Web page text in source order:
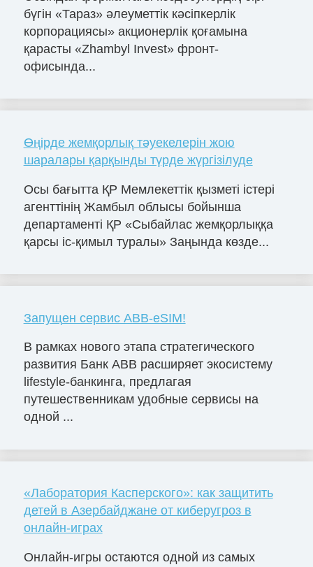
бүгін «Тараз» әлеуметтік кәсіпкерлік
корпорациясы» акционерлік қоғамына
қарасты «Zhambyl Invest» фронт-
офисында...
Өңірде жемқорлық тәуекелерін жою
шаралары қарқынды түрде жүргізілуде
Осы бағытта ҚР Мемлекеттік қызметі істері
агенттінің Жамбыл облысы бойынша
департаменті ҚР «Сыбайлас жемқорлыққа
қарсы іс-қимыл туралы» Заңында көзде...
Запущен сервис ABB-eSIM!
В рамках нового этапа стратегического
развития Банк ABB расширяет экосистему
lifestyle-банкинга, предлагая
путешественникам удобные сервисы на
одной ...
«Лаборатория Касперского»: как защитить
детей в Азербайджане от киберугроз в
онлайн-играх
Онлайн-игры остаются одной из самых